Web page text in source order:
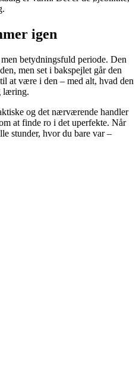
igen
betydningsfuld periode. Den
men set i bakspejlet går den
at være i den – med alt, hvad den
læring.
og det nærværende handler
at finde ro i det uperfekte. Når
stunder, hvor du bare var –